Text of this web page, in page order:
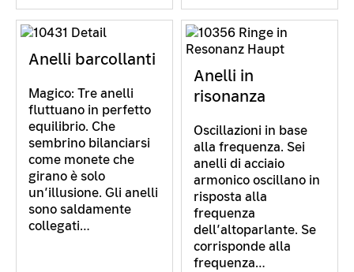
Anelli barcollanti
Magico: Tre anelli
fluttuano in perfetto
equilibrio. Che
sembrino bilanciarsi
come monete che
girano è solo
un’illusione. Gli anelli
sono saldamente
collegati…
Anelli in
risonanza
Oscillazioni in base
alla frequenza. Sei
anelli di acciaio
armonico oscillano in
risposta alla
frequenza
dell’altoparlante. Se
corrisponde alla
frequenza…